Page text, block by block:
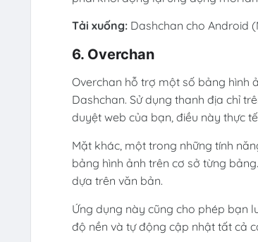
Tải xuống:Dashchan cho Android
6. Overchan
Overchan hỗ trợ một số bảng hình
Dashchan. Sử dụng thanh địa chỉ
duyệt web của bạn, điều này thực
Mặt khác, một trong những tính
bảng hình ảnh trên cơ sở từng
dựa trên văn bản.
Ứng dụng này cũng cho phép bạn
độ nền và tự động cập nhật tất cả